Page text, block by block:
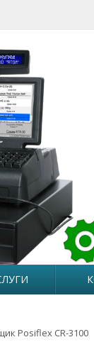
Posiflex CR-3100